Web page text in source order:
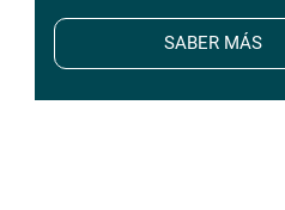
SABER MÁS